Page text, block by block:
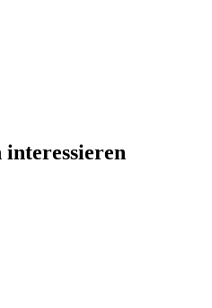
interessieren